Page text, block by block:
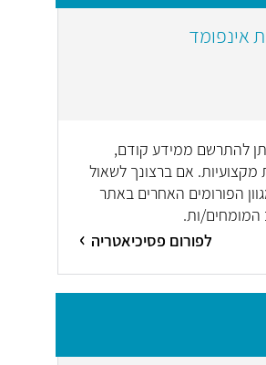
אינפומד
להתרשם ממידע קודם,
מקצועיות. אם ברצונך לשאול
הפורומים האחרים באתר
המומחים/ות.
לפורום פסיכיאטריה